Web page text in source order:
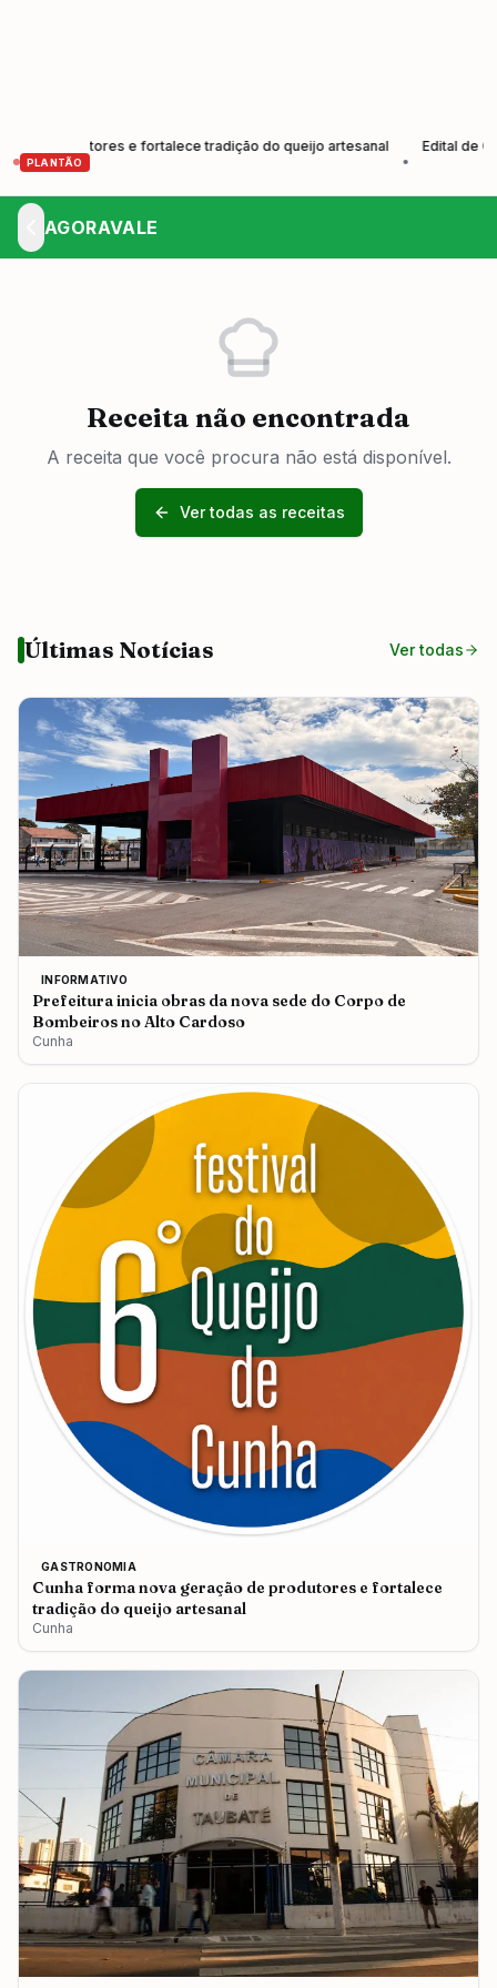
PLANTÃO
produtores e fortalece tradição do queijo artesanal
Edital de
AGORAVALE
Receita não encontrada
A receita que você procura não está disponível.
Ver todas as receitas
Últimas Notícias Ver todas
INFORMATIVO
Prefeitura inicia obras da nova sede do Corpo de
Bombeiros no Alto Cardoso
Cunha
GASTRONOMIA
Cunha forma nova geração de produtores e fortalece
tradição do queijo artesanal
Cunha